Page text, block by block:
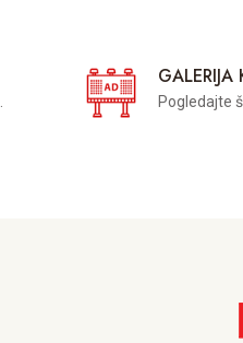
GALERIJA
Pogledajte